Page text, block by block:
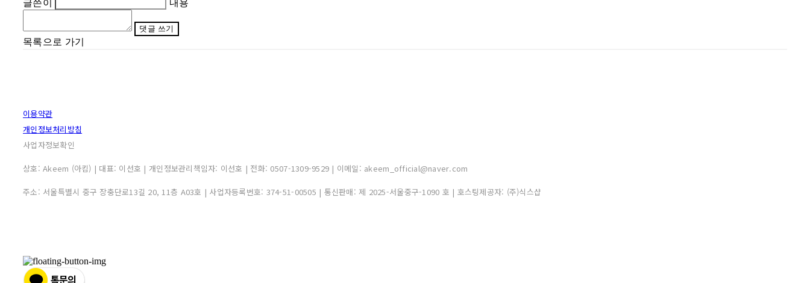
글쓴이
내용
댓글 쓰기
목록으로 가기
이용약관
개인정보처리방침
사업자정보확인
상호: Akeem (아킴) | 대표: 이선호 | 개인정보관리책임자: 이선호 | 전화: 0507-1309-9529 | 이메일: akeem_official@naver.com
주소: 서울특별시 중구 장충단로13길 20, 11층 A03호 | 사업자등록번호: 374-51-00505 | 통신판매: 제 2025-서울중구-1090 호 | 호스팅제공자: (주)식스샵